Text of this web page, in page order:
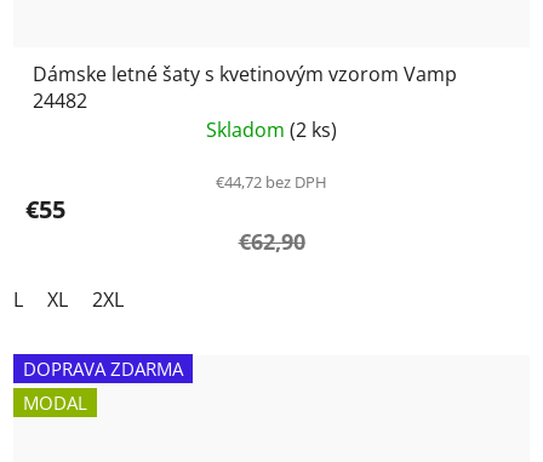
Dámske letné šaty s kvetinovým vzorom Vamp
24482
Skladom (2 ks)
€44,72 bez DPH
€55
€62,90
L XL 2XL
DOPRAVA ZDARMA
MODAL